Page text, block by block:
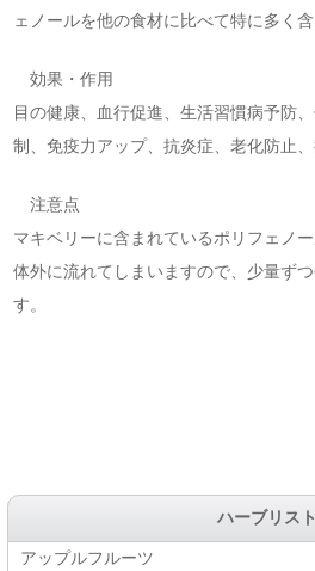
ェノールを他の食材に比べて特に多く含
効果・作用
目の健康、血行促進、生活習慣病予防
制、免疫力アップ、抗炎症、老化防止
注意点
マキベリーに含まれているポリフェノ
体外に流れてしまいますので、少量ず
す。
ハーブリスト
アップルフルーツ